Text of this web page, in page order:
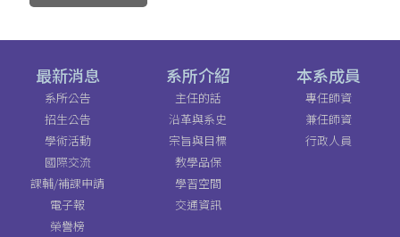
最新消息
系所公告
招生公告
學術活動
國際交流
課輔/補課申請
電子報
榮譽榜
系所介紹
主任的話
沿革與系史
宗旨與目標
教學品保
學習空間
交通資訊
本系成員
專任師資
兼任師資
行政人員